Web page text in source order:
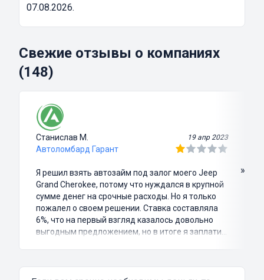
07.08.2026.
Свежие отзывы о компаниях
(148)
Станислав М. 19 апр 2023
Автоломбард Гарант
Я решил взять автозайм под залог моего Jeep
Grand Cherokee, потому что нуждался в крупной
сумме денег на срочные расходы. Но я только
пожалел о своем решении. Ставка составляла
6%, что на первый взгляд казалось довольно
выгодным предложением, но в итоге я заплатил
затянутым и занял много времени и усилий.
»